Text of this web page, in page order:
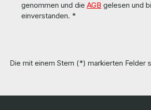
genommen und die AGB gelesen und
einverstanden. *
Die mit einem Stern (*) markierten Felder